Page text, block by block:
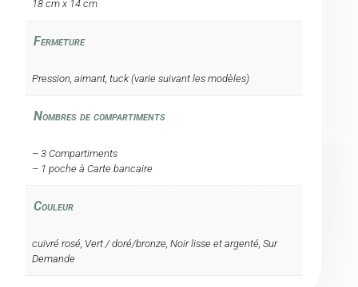
18 cm x 14 cm
Fermeture
Pression, aimant, tuck (varie suivant les modèles)
Nombres de compartiments
– 3 Compartiments
– 1 poche à Carte bancaire
Couleur
cuivré rosé, Vert / doré/bronze, Noir lisse et argenté, Sur
Demande